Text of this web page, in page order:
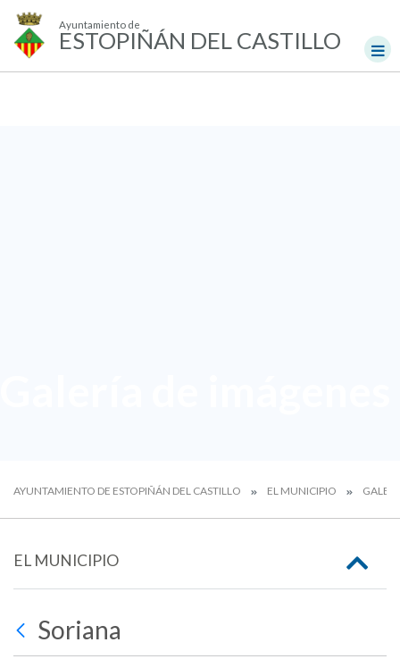
Ayuntamiento de
ESTOPIÑÁN DEL CASTILLO
AYUNTAMIENTO DE ESTOPIÑÁN DEL CASTILLO EL MUNICIPIO
EL MUNICIPIO
Soriana